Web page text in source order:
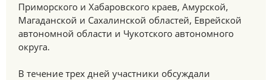
Приморского и Хабаровского краев, Амурской,
Магаданской и Сахалинской областей, Еврейской
автономной области и Чукотского автономного
округа.
В течение трех дней участники обсуждали